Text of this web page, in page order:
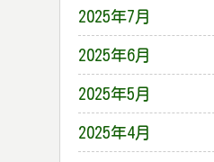
2025年7月
2025年6月
2025年5月
2025年4月